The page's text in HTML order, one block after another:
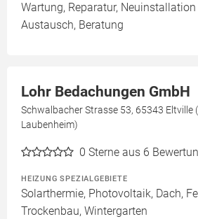
Wartung, Reparatur,
Austausch, Beratung
Lohr Bedachungen GmbH
Schwalbacher Strasse 53, 65343 Eltville
Laubenheim)
0 Sterne aus 6
HEIZUNG SPEZIALGEBIETE
Solarthermie, Photovoltaik, Dach,
Trockenbau, Wintergarten